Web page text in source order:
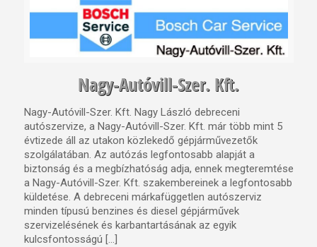
Nagy-Autóvill-Szer. Kft.
Nagy-Autóvill-Szer. Kft. Nagy László debreceni
autószervize, a Nagy-Autóvill-Szer. Kft. már több mint 5
évtizede áll az utakon közlekedő gépjárművezetők
szolgálatában. Az autózás legfontosabb alapját a
biztonság és a megbízhatóság adja, ennek megteremtése
a Nagy-Autóvill-Szer. Kft. szakembereinek a legfontosabb
küldetése. A debreceni márkafüggetlen autószerviz
minden típusú benzines és diesel gépjárművek
szervizelésének és karbantartásának az egyik
kulcsfontosságú […]